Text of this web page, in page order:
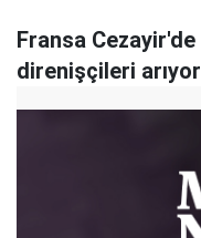
Fransa
direnişçileri arıyor